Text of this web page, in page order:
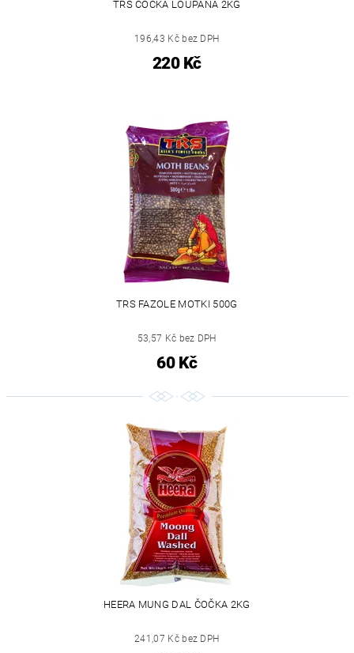
TRS ČOČKA LOUPANÁ 2KG
196,43 Kč bez DPH
220 Kč
TRS FAZOLE MOTKI 500G
53,57 Kč bez DPH
60 Kč
HEERA MUNG DAL ČOČKA 2KG
241,07 Kč bez DPH